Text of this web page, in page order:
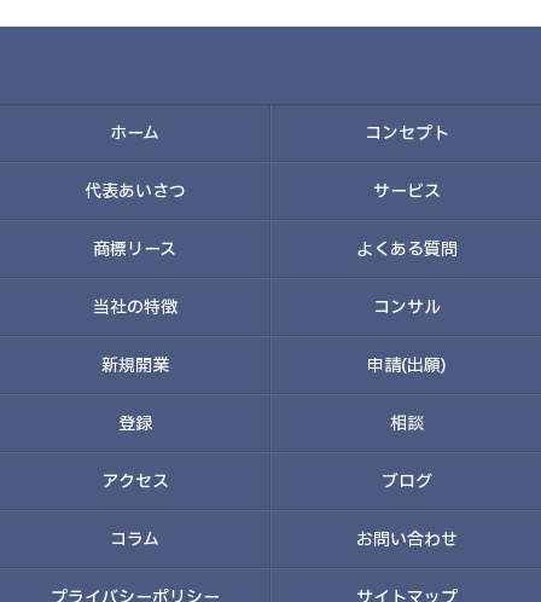
ホーム コンセプト
代表あいさつ サービス
商標リース よくある質問
当社の特徴 コンサル
新規開業 申請(出願)
登録 相談
アクセス ブログ
コラム お問い合わせ
プライバシーポリシー サイトマップ